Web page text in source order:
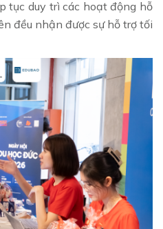
tục duy trì các hoạt động hỗ
đều nhận được sự hỗ trợ tối